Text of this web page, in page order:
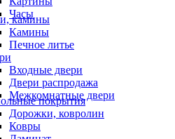
Часы
камины
Камины
Печное литье
Входные двери
Двери распродажа
Межкомнатные двери
покрытия
Дорожки, ковролин
Ковры